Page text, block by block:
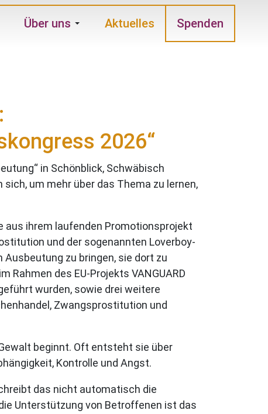
Über uns Aktuelles Spenden
2026“
in Schönblick, Schwäbisch
um mehr über das Thema zu lernen,
aus ihrem laufenden Promotionsprojekt
und der sogenannten Loverboy-
zu bringen, sie dort zu
des EU-Projekts VANGUARD
wurden, sowie drei weitere
Zwangsprostitution und
beginnt. Oft entsteht sie über
Kontrolle und Angst.
das nicht automatisch die
Unterstützung von Betroffenen ist das